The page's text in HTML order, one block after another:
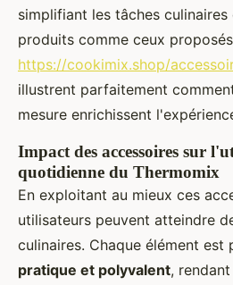
simplifiant les tâches culinaires
produits comme ceux
https://cookimix.shop/
illustrent parfaitement
mesure enrichissent
Impact des accessoires sur
quotidienne du Thermomix
En exploitant au mieux ces
utilisateurs peuvent atteindre
culinaires. Chaque élément est
pratique et polyvalent,